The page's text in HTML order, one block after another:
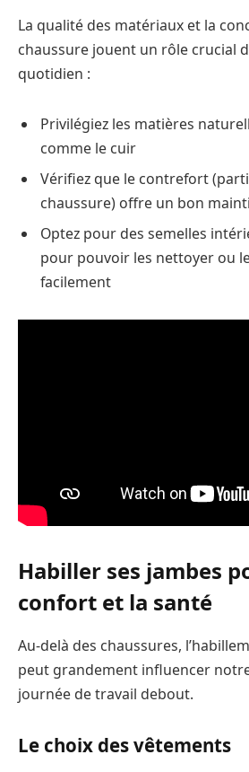
La qualité des matériaux et la
chaussure jouent un rôle crucial
quotidien :
Privilégiez les matières
comme le cuir
Vérifiez que le contrefort
chaussure) offre un bon
Optez pour des semelles
pour pouvoir les nettoyer ou
facilement
Habiller ses jambes
confort et la santé
Au-delà des chaussures,
peut grandement influencer
journée de travail debout.
Le choix des vêtements